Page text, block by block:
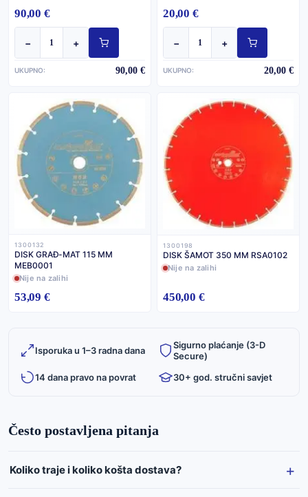
90,00 €
− +
UKUPNO: 90,00 €
20,00 €
− +
UKUPNO: 20,00 €
1300132
DISK GRAĐ-MAT 115 MM
MEB0001
Nije na zalihi
53,09 €
1300198
DISK ŠAMOT 350 MM RSA0102
Nije na zalihi
450,00 €
Isporuka u 1–3 radna dana
Sigurno plaćanje (3-D
Secure)
14 dana pravo na povrat
30+ god. stručni savjet
Često postavljena pitanja
Koliko traje i koliko košta dostava?